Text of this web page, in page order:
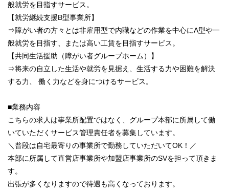
般就労を目指すサービス。
【就労継続支援B型事業所】
⇒障がい者の方々とは非雇用型で内職などの作業を中心にA型や一
般就労を目指す、または高い工賃を目指すサービス。
【共同生活援助（障がい者グループホーム）】
⇒将来の自立した生活や就労を見据え、生活する力や困難を解決
する力、 働く力などを身につけるサービス。
■業務内容
こちらの求人は事業所配置ではなく、グループ本部に所属して働
いていただくサービス管理責任者を募集しています。
＼普段は自宅最寄りの事業所で勤務していただいてOK！／
本部に所属して直営店事業所や加盟店事業所のSVを担って頂きま
す。
出張が多くなりますので待遇も高くなっております。